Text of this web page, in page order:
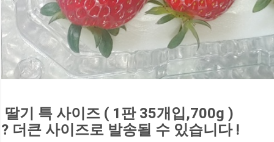
딸기 특 사이즈 ( 1판 35개입,700g )
? 더큰 사이즈로 발송될 수 있습니다 !